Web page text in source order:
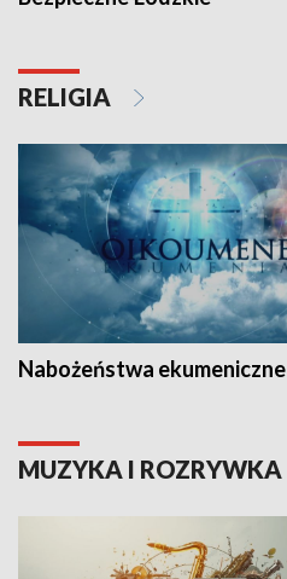
RELIGIA
Nabożeństwa ekumeniczne
MUZYKA I ROZRYWKA